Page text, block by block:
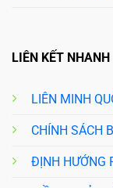
LIÊN KẾT NHANH
LIÊN MINH
CHÍNH SÁCH
ĐỊNH HƯỚNG